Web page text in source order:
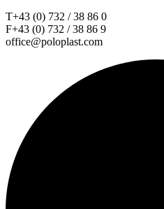
T+43 (0) 732 / 38 86 0
F+43 (0) 732 / 38 86 9
office@poloplast.com